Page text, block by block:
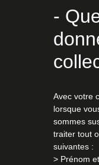
-
Avec votre
lorsque
sommes
traiter tout
suivantes :
> Prénom